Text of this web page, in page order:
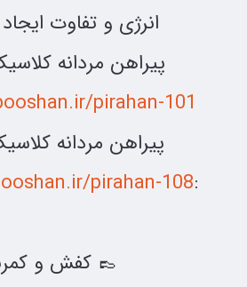
انرژی و تفاوت
پیراهن مردانه
pirahan-101
پیراهن مردانه
:
pirahan-108
👞 کفش و